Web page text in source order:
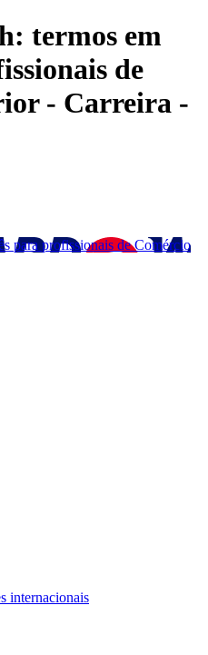
termos em
de
- Carreira -
para profissionais de Comércio
internacionais